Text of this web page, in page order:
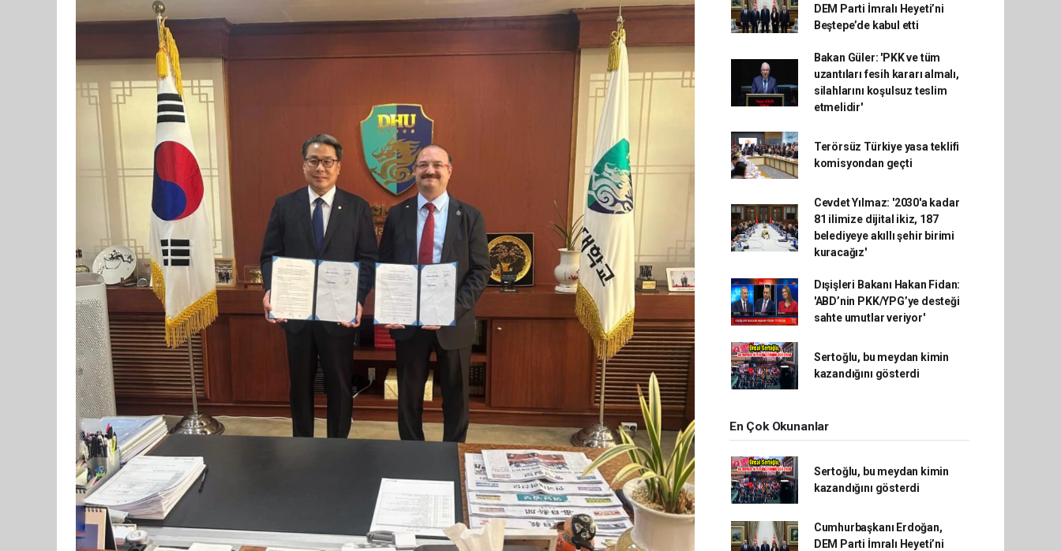
DEM Parti İmralı Heyeti’ni
Beştepe’de kabul etti
Bakan Güler: 'PKK ve tüm
uzantıları fesih kararı almalı,
silahlarını koşulsuz teslim
etmelidir'
Terörsüz Türkiye yasa teklifi
komisyondan geçti
Cevdet Yılmaz: '2030'a kadar
81 ilimize dijital ikiz, 187
belediyeye akıllı şehir birimi
kuracağız'
Dışişleri Bakanı Hakan Fidan:
'ABD’nin PKK/YPG’ye desteği
sahte umutlar veriyor'
Sertoğlu, bu meydan kimin
kazandığını gösterdi
En Çok Okunanlar
Sertoğlu, bu meydan kimin
kazandığını gösterdi
Cumhurbaşkanı Erdoğan,
DEM Parti İmralı Heyeti’ni